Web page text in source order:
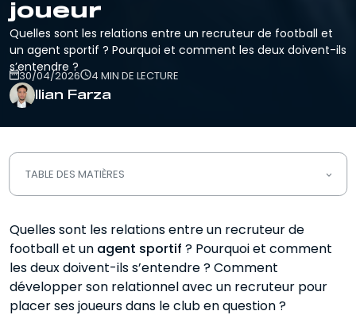
joueur
Quelles sont les relations entre un recruteur de football et
un agent sportif ? Pourquoi et comment les deux doivent-ils
s’entendre ?
30/04/2026 4 MIN DE LECTURE
Ilian Farza
TABLE DES MATIÈRES
football et un agent de joueur
La relation recruteur / agent de joueur
Les conseils pour les futurs agents de
joueurs
Quelles sont les relations entre un recruteur de
football et un agent sportif ? Pourquoi et comment
les deux doivent-ils s’entendre ? Comment
développer son relationnel avec un recruteur pour
placer ses joueurs dans le club en question ?